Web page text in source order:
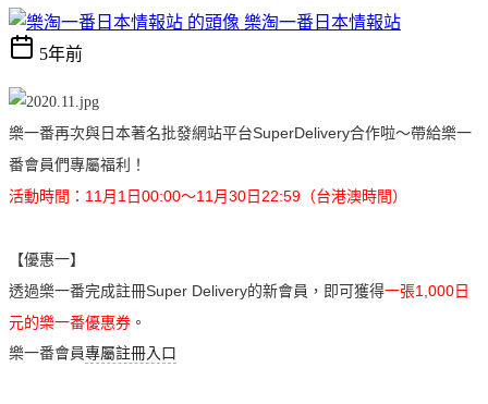
樂淘一番日本情報站
5年前
樂一番再次與日本著名批發網站平台SuperDelivery合作啦～帶給樂一
番會員們專屬福利！
活動時間：11月1日00:00～11月30日22:59（台港澳時間）
【優惠一】
透過樂一番完成註冊Super Delivery的新會員，即可獲得一張1,000日
元的樂一番優惠券 。
樂一番會員專屬註冊入口